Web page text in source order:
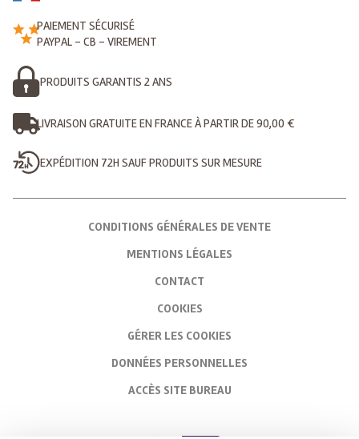
PAIEMENT SÉCURISÉ
PAYPAL - CB - VIREMENT
PRODUITS GARANTIS 2 ANS
LIVRAISON GRATUITE EN FRANCE À PARTIR DE 90,00 €
EXPÉDITION 72H SAUF PRODUITS SUR MESURE
CONDITIONS GÉNÉRALES DE VENTE
MENTIONS LÉGALES
CONTACT
COOKIES
GÉRER LES COOKIES
DONNÉES PERSONNELLES
ACCÈS SITE BUREAU